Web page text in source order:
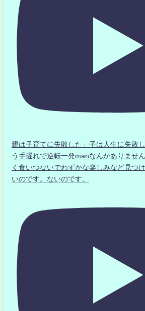
親は子育てに失敗した」子は人生に失敗
う手遅れで逆転一発manなんかありませ
く食いつないでわずかな楽しみなど見つ
いのです。ないのです。